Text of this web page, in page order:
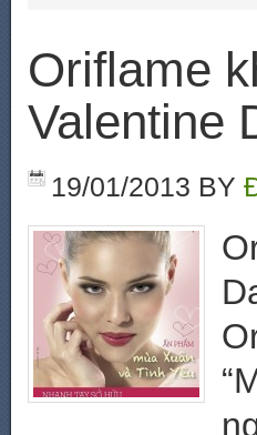
Oriflame
Valentine
19/01/2013 BY